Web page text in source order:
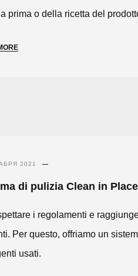
prima o della ricetta del
2021
di pulizia Clean in
i regolamenti e
Per questo, offriamo un
usati.